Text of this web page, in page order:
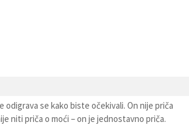
odigrava se kako biste očekivali. On nije priča
niti priča o moći – on je jednostavno priča.